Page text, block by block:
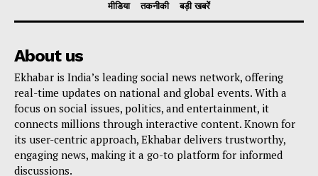
मीडिया
तकनीकी बड़ी खबरें
About us
Ekhabar is India’s leading social news network, offering
real-time updates on national and global events. With a
focus on social issues, politics, and entertainment, it
connects millions through interactive content. Known for
its user-centric approach, Ekhabar delivers trustworthy,
engaging news, making it a go-to platform for informed
discussions.